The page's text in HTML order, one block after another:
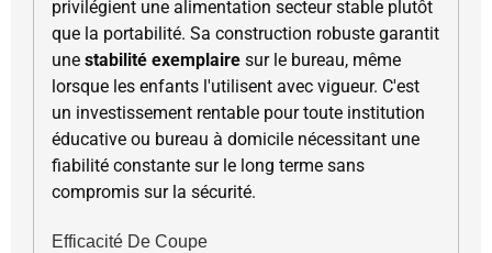
privilégient une alimentation secteur stable plutôt
que la portabilité. Sa construction robuste garantit
une stabilité exemplaire sur le bureau, même
lorsque les enfants l'utilisent avec vigueur. C'est
un investissement rentable pour toute institution
éducative ou bureau à domicile nécessitant une
fiabilité constante sur le long terme sans
compromis sur la sécurité.
Efficacité De Coupe